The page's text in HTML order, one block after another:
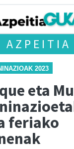
AZPEITIA
2023
eta
feriako